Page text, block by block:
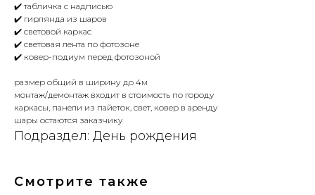
✔️ табличка с надписью
✔️ гирлянда из шаров
✔️ световой каркас
✔️ световая лента по фотозоне
✔️ ковер-подиум перед фотозоной
размер общий в ширину до 4м
монтаж/демонтаж входит в стоимость по городу
каркасы, панели из пайеток, свет, ковер в аренду
шары остаются заказчику
Подраздел: День рождения
Смотрите также